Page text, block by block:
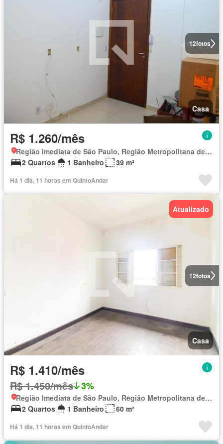
12fotos
Casa
R$ 1.260/mês
Região Imediata de São Paulo, Região Metropolitana de São Paulo
2 Quartos
1 Banheiro 39 m²
Há 1 dia, 11 horas em QuintoAndar
12fotos
Atualizado
Casa
R$ 1.410/mês
R$ 1.450/mês 3%
Região Imediata de São Paulo, Região Metropolitana de São Paulo
2 Quartos
1 Banheiro 60 m²
Há 1 dia, 11 horas em QuintoAndar